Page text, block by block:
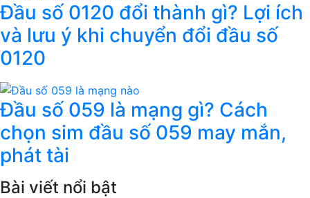
Đầu số 0120 đổi thành gì? Lợi ích
và lưu ý khi chuyển đổi đầu số
0120
Đầu số 059 là mạng gì? Cách
chọn sim đầu số 059 may mắn,
phát tài
Bài viết nổi bật